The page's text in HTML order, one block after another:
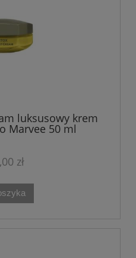
luksusowy krem
Marvee 50 ml
zł